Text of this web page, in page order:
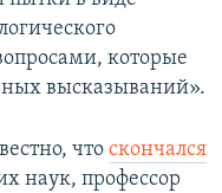
которые
высказываний».
что скончался
наук, профессор